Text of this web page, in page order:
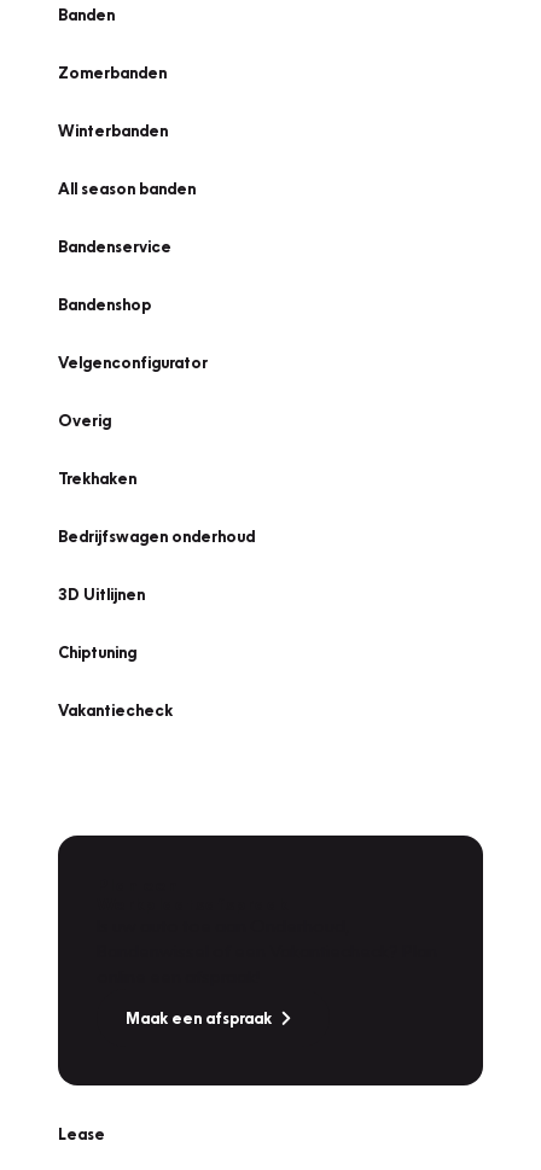
Banden
Zomerbanden
Winterbanden
All season banden
Bandenservice
Bandenshop
Velgenconfigurator
Overig
Trekhaken
Bedrijfswagen onderhoud
3D Uitlijnen
Chiptuning
Vakantiecheck
Maak een afspraak
Lease